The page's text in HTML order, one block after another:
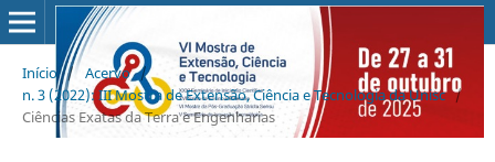
Início / Acervo /
n. 3 (2022): III Mostra de Extensão, Ciência e Tecnologia da Unisc /
Ciências Exatas da Terra e Engenharias